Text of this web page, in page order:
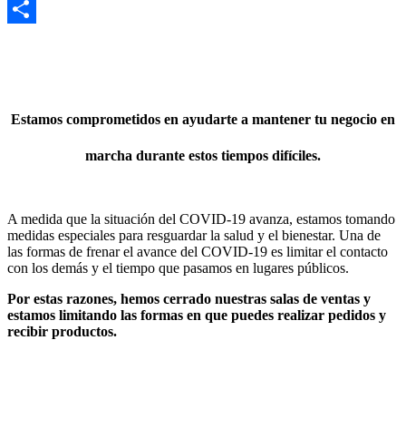
Email
Estamos comprometidos en ayudarte a mantener tu negocio en
marcha durante estos tiempos difíciles.
A medida que la situación del COVID-19 avanza, estamos tomando
medidas especiales para resguardar la salud y el bienestar. Una de
las formas de frenar el avance del COVID-19 es limitar el contacto
con los demás y el tiempo que pasamos en lugares públicos.
Por estas razones, hemos cerrado nuestras salas de ventas y
estamos limitando las formas en que puedes realizar pedidos y
recibir productos.